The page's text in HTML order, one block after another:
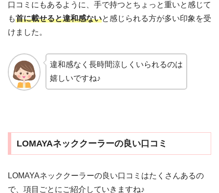
口コミにもあるように、手で持つとちょっと重いと感じて
も首に載せると違和感ないと感じられる方が多い印象を受
けました。
違和感なく長時間涼しくいられるのは
嬉しいですね♪
LOMAYAネッククーラーの良い口コミ
LOMAYAネッククーラーの良い口コミはたくさんあるの
で、項目ごとにご紹介していきますね♪